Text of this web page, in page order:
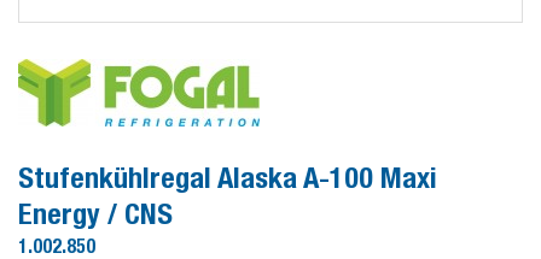
Stufenkühlregal Alaska A-100 Maxi
Energy / CNS
1.002.850